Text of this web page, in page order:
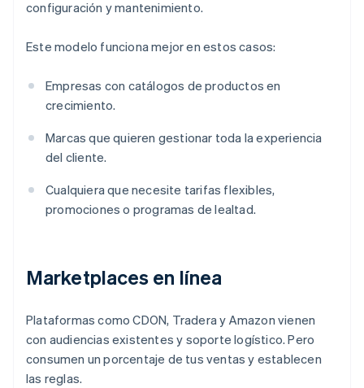
configuración y mantenimiento.
Este modelo funciona mejor en estos casos:
Empresas con catálogos de productos en
crecimiento.
Marcas que quieren gestionar toda la experiencia
del cliente.
Cualquiera que necesite tarifas flexibles,
promociones o programas de lealtad.
Marketplaces en línea
Plataformas como CDON, Tradera y Amazon vienen
con audiencias existentes y soporte logístico. Pero
consumen un porcentaje de tus ventas y establecen
las reglas.